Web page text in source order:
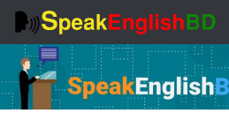
Skip to content